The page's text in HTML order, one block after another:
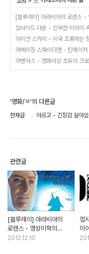
[블루레이] 아라비아의 로렌스 -
업사이드 다운 - 진부한 이야기
아이언 스카이 - 미국 조롱하는
어메이징 스파이더맨 - 틴에이
어벤져스 - 영화사상 초유의 크
'영화/ㅇ'의 다른글
현재글 아르고 - 긴장감 살아
관련글
[블루레이] 아라비아의
로렌스 - 영상미학의
경이를 맛보다
2012.12.10
업
이
상